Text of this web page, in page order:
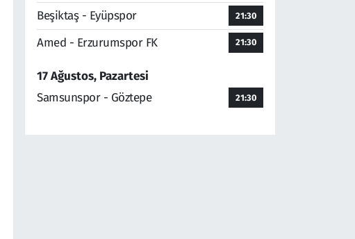
Beşiktaş - Eyüpspor 21:30
Amed - Erzurumspor FK 21:30
17 Ağustos, Pazartesi
Samsunspor - Göztepe
21:30